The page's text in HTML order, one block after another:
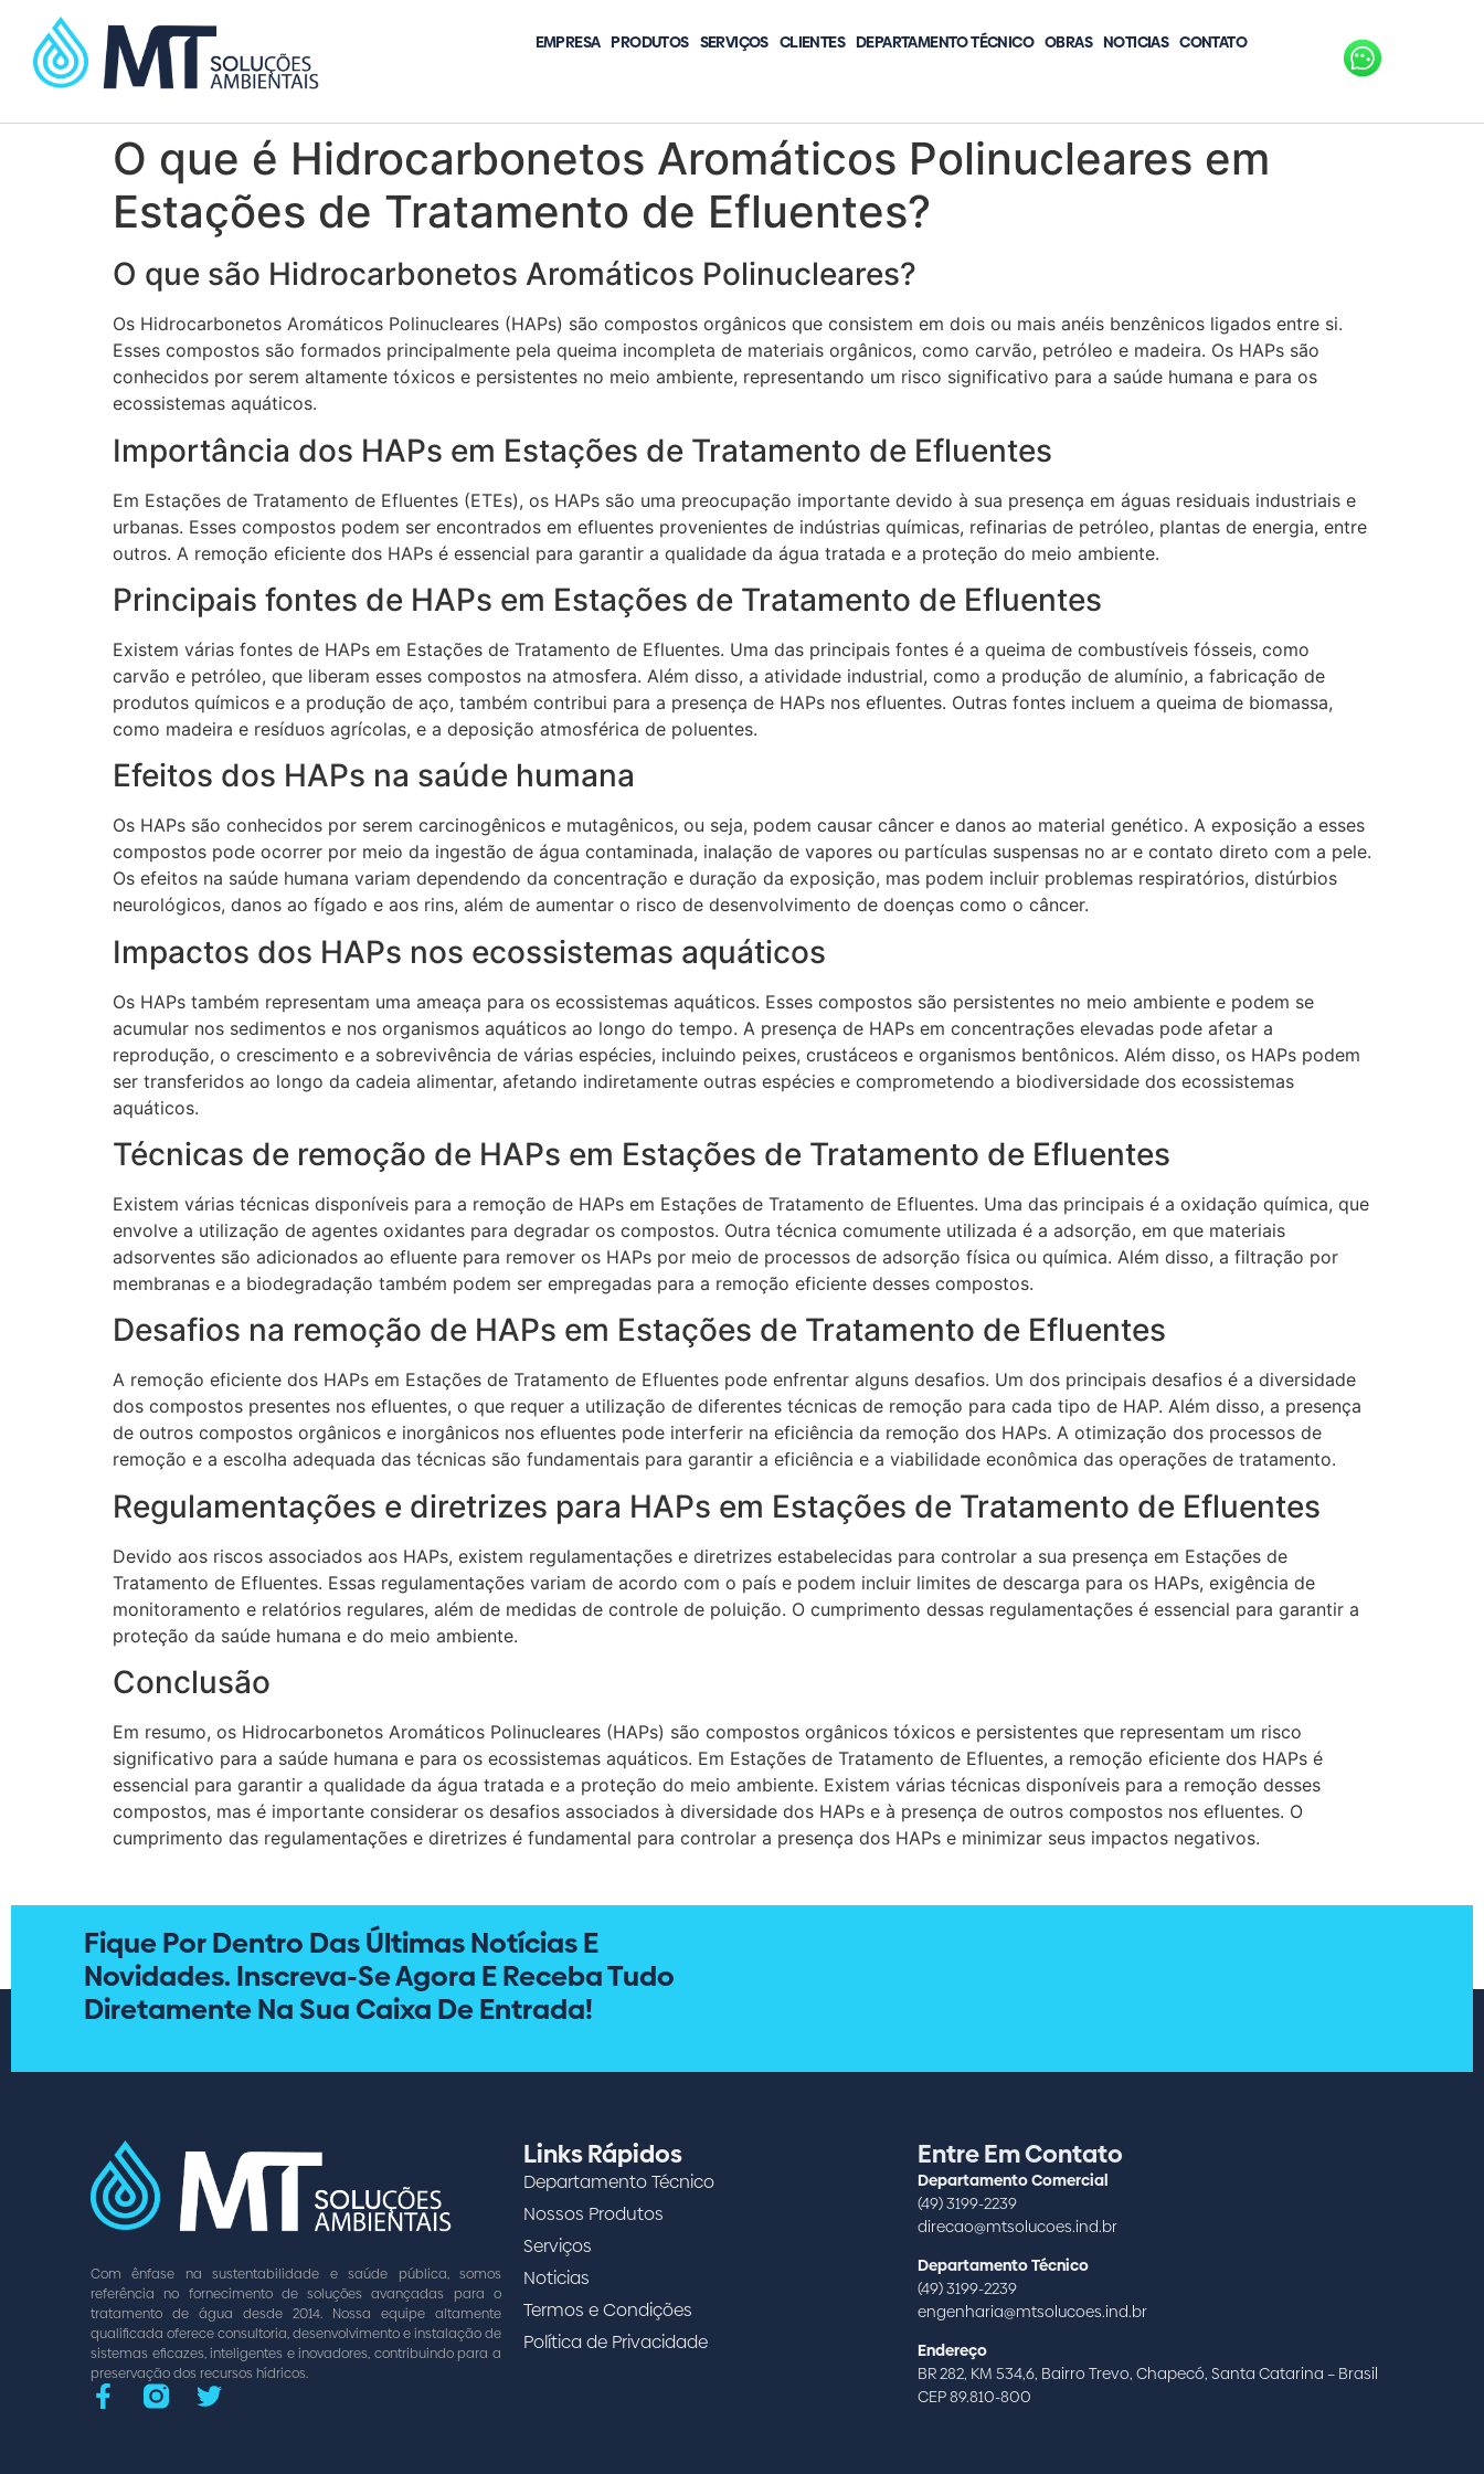
EMPRESA PRODUTOS SERVIÇOS CLIENTES DEPARTAMENTO TÉCNICO OBRAS NOTICIAS CONTATO
O que é Hidrocarbonetos Aromáticos Polinucleares em
Estações de Tratamento de Efluentes?
O que são Hidrocarbonetos Aromáticos Polinucleares?
Os Hidrocarbonetos Aromáticos Polinucleares (HAPs) são compostos orgânicos que consistem em dois ou mais anéis benzênicos ligados entre si.
Esses compostos são formados principalmente pela queima incompleta de materiais orgânicos, como carvão, petróleo e madeira. Os HAPs são
conhecidos por serem altamente tóxicos e persistentes no meio ambiente, representando um risco significativo para a saúde humana e para os
ecossistemas aquáticos.
Importância dos HAPs em Estações de Tratamento de Efluentes
Em Estações de Tratamento de Efluentes (ETEs), os HAPs são uma preocupação importante devido à sua presença em águas residuais industriais e
urbanas. Esses compostos podem ser encontrados em efluentes provenientes de indústrias químicas, refinarias de petróleo, plantas de energia, entre
outros. A remoção eficiente dos HAPs é essencial para garantir a qualidade da água tratada e a proteção do meio ambiente.
Principais fontes de HAPs em Estações de Tratamento de Efluentes
Existem várias fontes de HAPs em Estações de Tratamento de Efluentes. Uma das principais fontes é a queima de combustíveis fósseis, como
carvão e petróleo, que liberam esses compostos na atmosfera. Além disso, a atividade industrial, como a produção de alumínio, a fabricação de
produtos químicos e a produção de aço, também contribui para a presença de HAPs nos efluentes. Outras fontes incluem a queima de biomassa,
como madeira e resíduos agrícolas, e a deposição atmosférica de poluentes.
Efeitos dos HAPs na saúde humana
Os HAPs são conhecidos por serem carcinogênicos e mutagênicos, ou seja, podem causar câncer e danos ao material genético. A exposição a esses
compostos pode ocorrer por meio da ingestão de água contaminada, inalação de vapores ou partículas suspensas no ar e contato direto com a pele.
Os efeitos na saúde humana variam dependendo da concentração e duração da exposição, mas podem incluir problemas respiratórios, distúrbios
neurológicos, danos ao fígado e aos rins, além de aumentar o risco de desenvolvimento de doenças como o câncer.
Impactos dos HAPs nos ecossistemas aquáticos
Os HAPs também representam uma ameaça para os ecossistemas aquáticos. Esses compostos são persistentes no meio ambiente e podem se
acumular nos sedimentos e nos organismos aquáticos ao longo do tempo. A presença de HAPs em concentrações elevadas pode afetar a
reprodução, o crescimento e a sobrevivência de várias espécies, incluindo peixes, crustáceos e organismos bentônicos. Além disso, os HAPs podem
ser transferidos ao longo da cadeia alimentar, afetando indiretamente outras espécies e comprometendo a biodiversidade dos ecossistemas
aquáticos.
Técnicas de remoção de HAPs em Estações de Tratamento de Efluentes
Existem várias técnicas disponíveis para a remoção de HAPs em Estações de Tratamento de Efluentes. Uma das principais é a oxidação química, que
envolve a utilização de agentes oxidantes para degradar os compostos. Outra técnica comumente utilizada é a adsorção, em que materiais
adsorventes são adicionados ao efluente para remover os HAPs por meio de processos de adsorção física ou química. Além disso, a filtração por
membranas e a biodegradação também podem ser empregadas para a remoção eficiente desses compostos.
Desafios na remoção de HAPs em Estações de Tratamento de Efluentes
A remoção eficiente dos HAPs em Estações de Tratamento de Efluentes pode enfrentar alguns desafios. Um dos principais desafios é a diversidade
dos compostos presentes nos efluentes, o que requer a utilização de diferentes técnicas de remoção para cada tipo de HAP. Além disso, a presença
de outros compostos orgânicos e inorgânicos nos efluentes pode interferir na eficiência da remoção dos HAPs. A otimização dos processos de
remoção e a escolha adequada das técnicas são fundamentais para garantir a eficiência e a viabilidade econômica das operações de tratamento.
Regulamentações e diretrizes para HAPs em Estações de Tratamento de Efluentes
Devido aos riscos associados aos HAPs, existem regulamentações e diretrizes estabelecidas para controlar a sua presença em Estações de
Tratamento de Efluentes. Essas regulamentações variam de acordo com o país e podem incluir limites de descarga para os HAPs, exigência de
monitoramento e relatórios regulares, além de medidas de controle de poluição. O cumprimento dessas regulamentações é essencial para garantir a
proteção da saúde humana e do meio ambiente.
Conclusão
Em resumo, os Hidrocarbonetos Aromáticos Polinucleares (HAPs) são compostos orgânicos tóxicos e persistentes que representam um risco
significativo para a saúde humana e para os ecossistemas aquáticos. Em Estações de Tratamento de Efluentes, a remoção eficiente dos HAPs é
essencial para garantir a qualidade da água tratada e a proteção do meio ambiente. Existem várias técnicas disponíveis para a remoção desses
compostos, mas é importante considerar os desafios associados à diversidade dos HAPs e à presença de outros compostos nos efluentes. O
cumprimento das regulamentações e diretrizes é fundamental para controlar a presença dos HAPs e minimizar seus impactos negativos.
Fique Por Dentro Das Últimas Notícias E
Novidades. Inscreva-Se Agora E Receba Tudo
Diretamente Na Sua Caixa De Entrada!
Com ênfase na sustentabilidade e saúde pública, somos
referência no fornecimento de soluções avançadas para o
tratamento de água desde 2014. Nossa equipe altamente
qualificada oferece consultoria, desenvolvimento e instalação de
sistemas eficazes, inteligentes e inovadores, contribuindo para a
preservação dos recursos hídricos.
Links Rápidos
Departamento Técnico
Nossos Produtos
Serviços
Noticias
Termos e Condições
Política de Privacidade
Entre Em Contato
Departamento Comercial
(49) 3199-2239
direcao@mtsolucoes.ind.br
Departamento Técnico
(49) 3199-2239
engenharia@mtsolucoes.ind.br
Endereço
BR 282, KM 534,6, Bairro Trevo, Chapecó, Santa Catarina – Brasil
CEP 89.810-800